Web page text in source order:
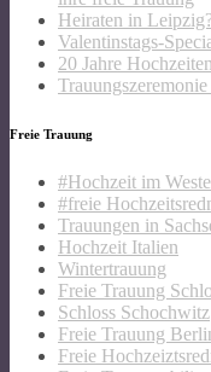
Heiraten in
Valentinstags-
20 Jahre
Freie Trauung
#Hochzeit im
#freie
Trauungen in
Hochzeit Italien
Wintertrauung
Freie Trauung
Schloss Schochwitz
Freie Trauung
Freie